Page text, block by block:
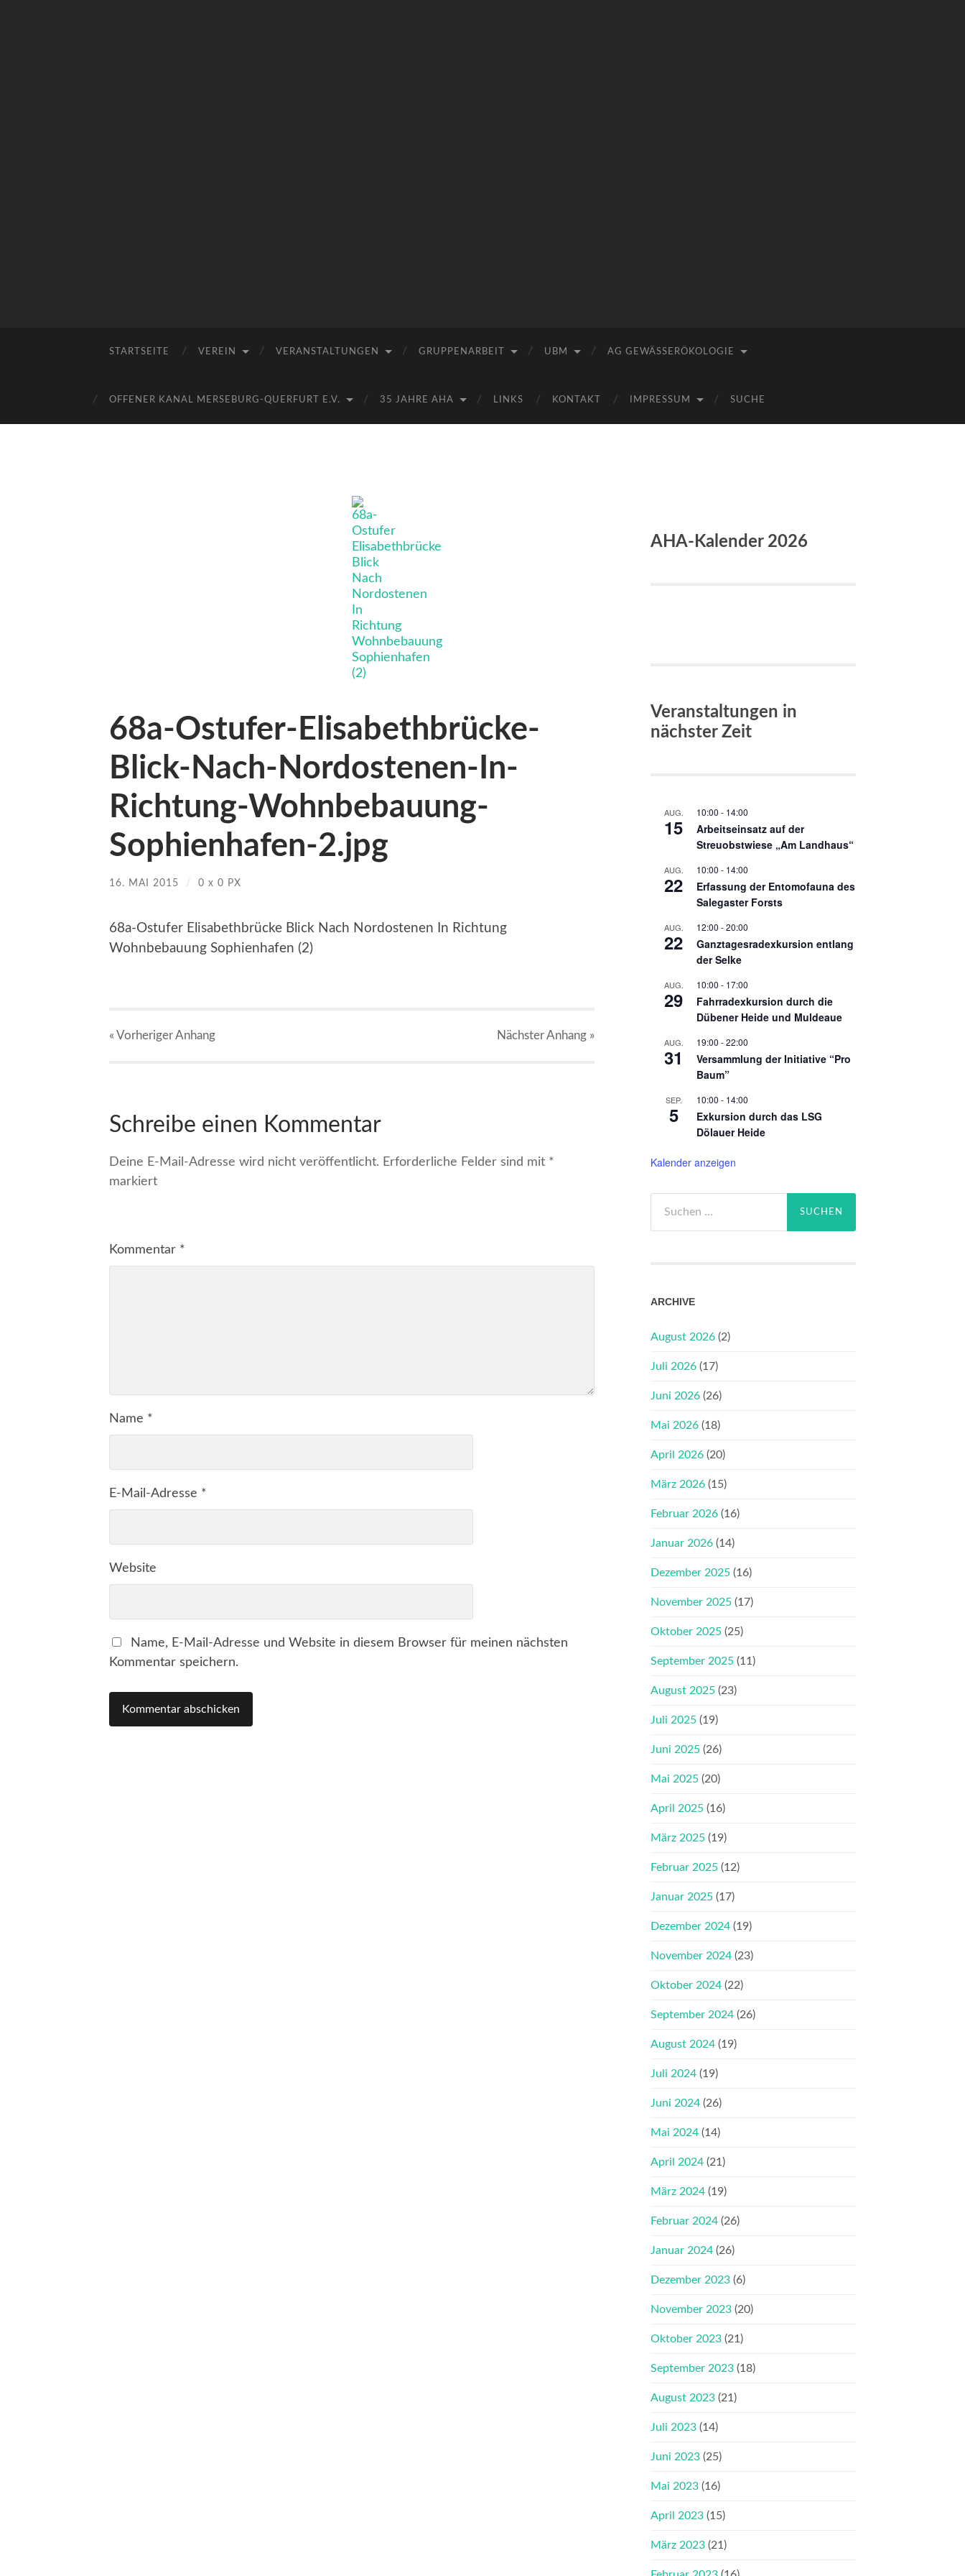
e.V.
STARTSEITE VEREIN VERANSTALTUNGEN GRUPPENARBEIT UBM AG GEWÄSSERÖKOLOGIE
OFFENER KANAL MERSEBURG-QUERFURT E.V. 35 JAHRE AHA LINKS KONTAKT IMPRESSUM SUCHE
68a-Ostufer-Elisabethbrücke-
Blick-Nach-Nordostenen-In-
Richtung-Wohnbebauung-
Sophienhafen-2.jpg
16. MAI 2015 / 0 x 0 PX
68a-Ostufer Elisabethbrücke Blick Nach Nordostenen In Richtung
Wohnbebauung Sophienhafen (2)
« VorherigerAnhang NächsterAnhang »
Schreibe einen Kommentar
Deine E-Mail-Adresse wird nicht veröffentlicht. Erforderliche Felder sind mit *
markiert
Kommentar *
Name *
E-Mail-Adresse *
Website
Name, E-Mail-Adresse und Website in diesem Browser für meinen nächsten
Kommentar speichern.
AHA-Kalender 2026
Veranstaltungen in
nächster Zeit
AUG.
15
10:00 - 14:00
Arbeitseinsatz auf der
Streuobstwiese „Am Landhaus“
AUG.
22
10:00 - 14:00
Erfassung der Entomofauna des
Salegaster Forsts
AUG.
22
12:00 -20:00
Ganztagesradexkursion entlang
der Selke
AUG.
29
10:00 - 17:00
Fahrradexkursion durch die
Dübener Heide und Muldeaue
AUG.
31
19:00 -22:00
Versammlung der Initiative “Pro
Baum”
SEP.
5
10:00 - 14:00
Exkursion durch das LSG
Dölauer Heide
Kalender anzeigen
nach:
ARCHIVE
August 2026 (2)
Juli 2026 (17)
Juni 2026 (26)
Mai 2026 (18)
April 2026 (20)
März 2026 (15)
Februar 2026 (16)
Januar 2026 (14)
Dezember 2025 (16)
November 2025 (17)
Oktober 2025 (25)
September 2025 (11)
August 2025 (23)
Juli 2025 (19)
Juni 2025 (26)
Mai 2025 (20)
April 2025 (16)
März 2025 (19)
Februar 2025 (12)
Januar 2025 (17)
Dezember 2024 (19)
November 2024 (23)
Oktober 2024 (22)
September 2024 (26)
August 2024 (19)
Juli 2024 (19)
Juni 2024 (26)
Mai 2024 (14)
April 2024 (21)
März 2024 (19)
Februar 2024 (26)
Januar 2024 (26)
Dezember 2023 (6)
November 2023 (20)
Oktober 2023 (21)
September 2023 (18)
August 2023 (21)
Juli 2023 (14)
Juni 2023 (25)
Mai 2023 (16)
April 2023 (15)
März 2023 (21)